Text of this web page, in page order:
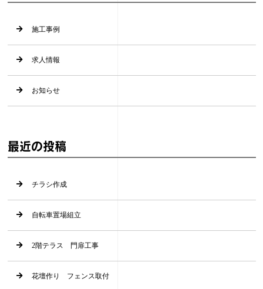
施工事例
求人情報
お知らせ
最近の投稿
チラシ作成
自転車置場組立
2階テラス 門扉工事
花壇作り フェンス取付